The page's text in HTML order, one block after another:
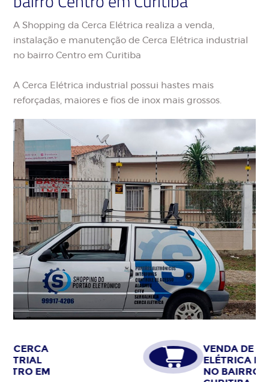
A Shopping da Cerca Elétrica realiza a venda,
instalação e manutenção de Cerca Elétrica industrial
no bairro Centro em Curitiba
A Cerca Elétrica industrial possui hastes mais
reforçadas, maiores e fios de inox mais grossos.
VENDA DE CERCA
ELÉTRICA INDUSTRIAL
NO BAIRRO CENTRO EM